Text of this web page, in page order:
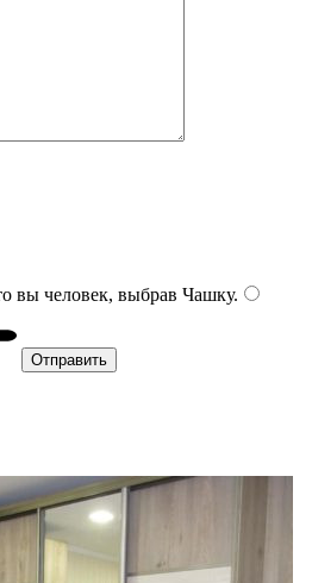
вы человек, выбрав Чашку.